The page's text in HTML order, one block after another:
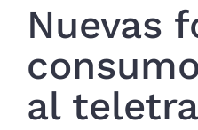
Nuevas
al